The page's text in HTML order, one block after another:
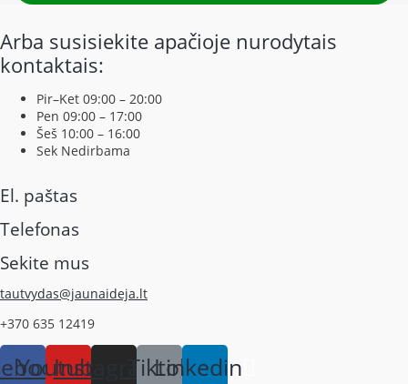
Arba susisiekite apačioje nurodytais
kontaktais:
Pir–Ket 09:00 – 20:00
Pen 09:00 – 17:00
Šeš 10:00 – 16:00
Sek Nedirbama
El. paštas
Telefonas
Sekite mus
tautvydas@jaunaideja.lt
+370 635 12419
YoutubeInstagramTiktok
Linkedin